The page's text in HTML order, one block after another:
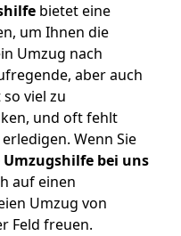
bietet eine
um Ihnen die
Umzug nach
aber auch
viel zu
und oft fehlt
Wenn Sie
bei uns
auf einen
Umzug von
Feld freuen.